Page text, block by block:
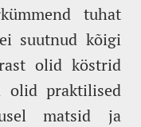
tuhat
suutnud kõigi
olid köstrid
olid praktilised
matsid ja